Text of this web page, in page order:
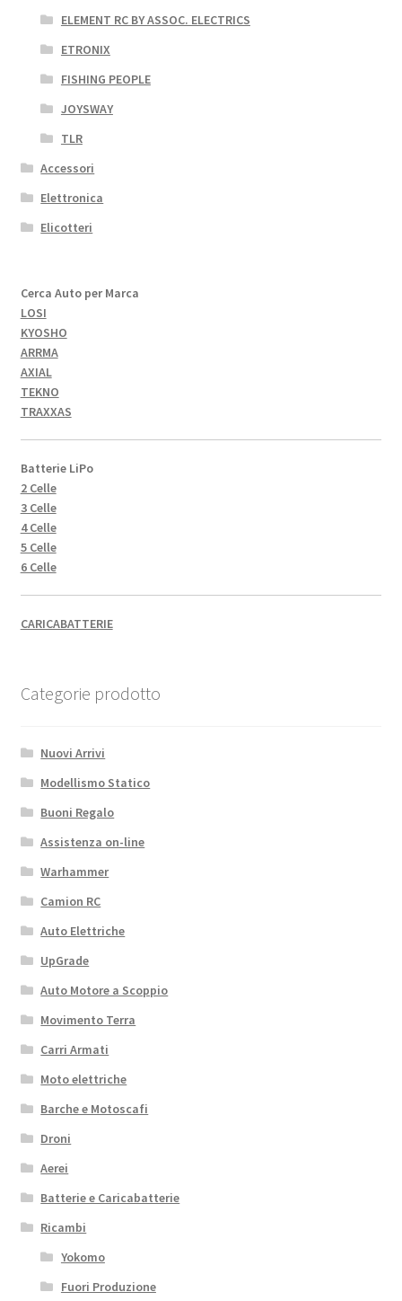
ELEMENT RC BY ASSOC. ELECTRICS
ETRONIX
FISHING PEOPLE
JOYSWAY
TLR
Accessori
Elettronica
Elicotteri
Cerca Auto per Marca
LOSI
KYOSHO
ARRMA
AXIAL
TEKNO
TRAXXAS
Batterie LiPo
2 Celle
3 Celle
4 Celle
5 Celle
6 Celle
CARICABATTERIE
Categorie prodotto
Nuovi Arrivi
Modellismo Statico
Buoni Regalo
Assistenza on-line
Warhammer
Camion RC
Auto Elettriche
UpGrade
Auto Motore a Scoppio
Movimento Terra
Carri Armati
Moto elettriche
Barche e Motoscafi
Droni
Aerei
Batterie e Caricabatterie
Ricambi
Yokomo
Fuori Produzione